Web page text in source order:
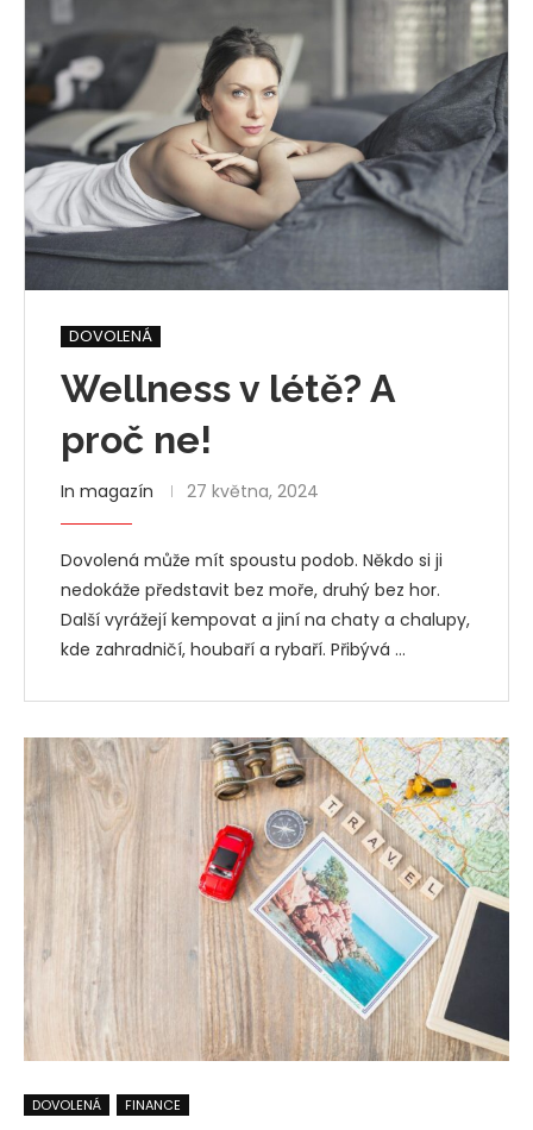
DOVOLENÁ
Wellness v létě? A
proč ne!
In magazín 27 května, 2024
Dovolená může mít spoustu podob. Někdo si ji
nedokáže představit bez moře, druhý bez hor.
Další vyrážejí kempovat a jiní na chaty a chalupy,
kde zahradničí, houbaří a rybaří. Přibývá …
DOVOLENÁ FINANCE